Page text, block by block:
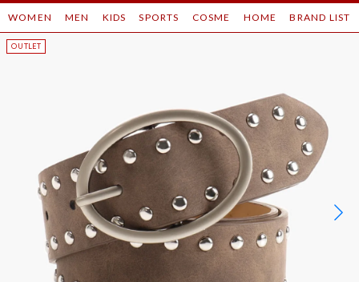
WOMEN MEN KIDS SPORTS COSME HOME BRAND LIST